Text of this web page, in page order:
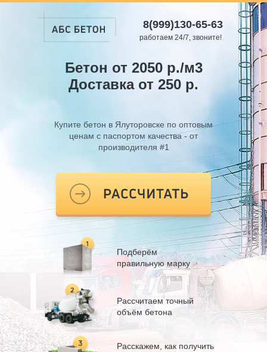
Бетон от 2050 р./м3
Доставка от 250 р.
Купите бетон в Ялуторовске по оптовым
ценам с паспортом качества - от
производителя #1
8(999)130-65-63
работаем 24/7, звоните!
Подберём
правильную марку
Рассчитаем точный
объём бетона
Расскажем, как получить